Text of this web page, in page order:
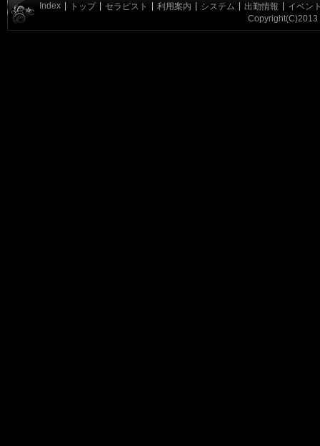
Index トップ セラピスト 利用案内 システム 出勤情報
イベン
Copyright(C)2013